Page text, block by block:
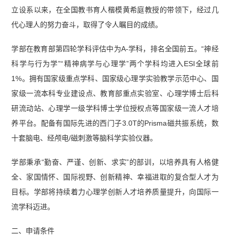
立设系以来，在全国教书育人楷模黄希庭教授的带领下，经过几
代心理人的努力奋斗，取得了令人瞩目的成绩。
学部在教育部第四轮学科评估中为A-学科，排名全国前五。“神经
科学与行为学”“精神病学与心理学”两个学科均进入ESI全球前
1%。拥有国家级重点学科、国家级心理学实验教学示范中心、国
家级一流本科专业建设点、教育部重点实验室、心理学博士后科
研流动站、心理学一级学科博士学位授权点等国家级一流人才培
养平台。配备有国际先进的西门子3.0T的Prisma磁共振系统，数
十套脑电、经颅电/磁刺激等脑科学实验仪器。
学部秉承“勤奋、严谨、创新、求实”的部训，以培养具有人格健
全、家国情怀、国际视野、创新精神、幸福进取的复合型人才为
目标。学部将持续着力心理学创新人才培养质量提升，向国际一
流学科迈进。
二、申请条件